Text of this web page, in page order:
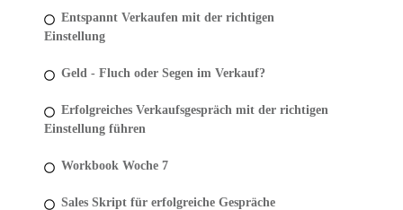
Entspannt Verkaufen mit der richtigen
Einstellung
Geld - Fluch oder Segen im Verkauf?
Erfolgreiches Verkaufsgespräch mit der richtigen
Einstellung führen
Workbook Woche 7
Sales Skript für erfolgreiche Gespräche